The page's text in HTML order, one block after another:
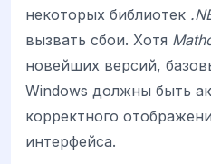
некоторых библиотек
вызвать сбои. Хотя
новейших версий,
Windows должны быть
корректного
интерфейса.